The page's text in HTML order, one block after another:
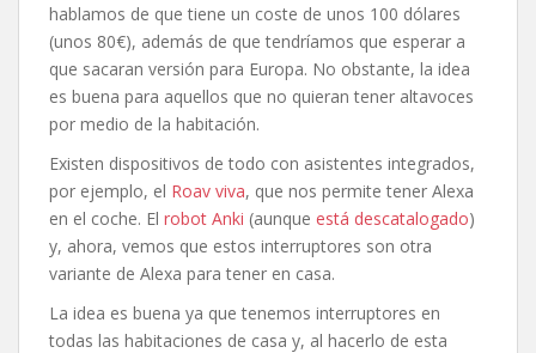
hablamos de que tiene un coste de unos 100 dólares
(unos 80€), además de que tendríamos que esperar a
que sacaran versión para Europa. No obstante, la idea
es buena para aquellos que no quieran tener altavoces
por medio de la habitación.
Existen dispositivos de todo con asistentes integrados,
por ejemplo, el Roav viva, que nos permite tener Alexa
en el coche. El robot Anki (aunque está descatalogado)
y, ahora, vemos que estos interruptores son otra
variante de Alexa para tener en casa.
La idea es buena ya que tenemos interruptores en
todas las habitaciones de casa y, al hacerlo de esta